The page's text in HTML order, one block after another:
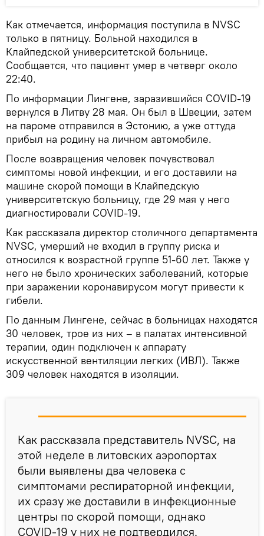
Как отмечается, информация поступила в NVSC
только в пятницу. Больной находился в
Клайпедской университетской больнице.
Сообщается, что пациент умер в четверг около
22:40.
По информации Лингене, заразившийся COVID-19
вернулся в Литву 28 мая. Он был в Швеции, затем
на пароме отправился в Эстонию, а уже оттуда
прибыл на родину на личном автомобиле.
После возвращения человек почувствовал
симптомы новой инфекции, и его доставили на
машине скорой помощи в Клайпедскую
университетскую больницу, где 29 мая у него
диагностировали COVID-19.
Как рассказала директор столичного департамента
NVSC, умерший не входил в группу риска и
относился к возрастной группе 51-60 лет. Также у
него не было хронических заболеваний, которые
при заражении коронавирусом могут привести к
гибели.
По данным Лингене, сейчас в больницах находятся
30 человек, трое из них – в палатах интенсивной
терапии, один подключен к аппарату
искусственной вентиляции легких (ИВЛ). Также
309 человек находятся в изоляции.
Как рассказала представитель NVSC, на
этой неделе в литовских аэропортах
были выявлены два человека с
симптомами респираторной инфекции,
их сразу же доставили в инфекционные
центры по скорой помощи, однако
COVID-19 у них не подтвердился.